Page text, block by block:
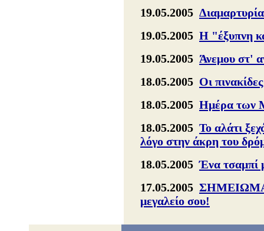
19.05.2005
19.05.2005 Η "έξυπνη
19.05.2005 Άνεμου στ'
18.05.2005 Οι
18.05.2005 Ημέρα των
18.05.2005 Το αλάτι
λόγο στην άκρη του
18.05.2005Ένα τσαμπί
17.05.2005 ΣΗΜΕΙΩΜΑ
μεγαλείο σου!